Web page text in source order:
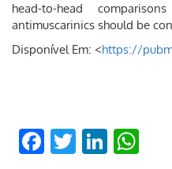
head-to-head
antimuscarinics should be
Disponível Em: <https://
Facebook
Twitter